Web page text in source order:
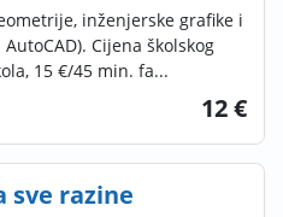
inženjerske grafike i
Cijena školskog
15 €/45 min. fa...
12 €
sve razine